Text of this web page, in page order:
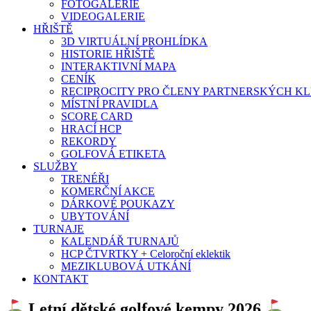
FOTOGALERIE
VIDEOGALERIE
HŘIŠTĚ
3D VIRTUÁLNÍ PROHLÍDKA
HISTORIE HŘIŠTĚ
INTERAKTIVNÍ MAPA
CENÍK
RECIPROCITY PRO ČLENY PARTNERSKÝCH
MÍSTNÍ PRAVIDLA
SCORE CARD
HRACÍ HCP
REKORDY
GOLFOVÁ ETIKETA
SLUŽBY
TRENÉŘI
KOMERČNÍ AKCE
DÁRKOVÉ POUKAZY
UBYTOVÁNÍ
TURNAJE
KALENDÁŘ TURNAJŮ
HCP ČTVRTKY + Celoroční eklektik
MEZIKLUBOVÁ UTKÁNÍ
KONTAKT